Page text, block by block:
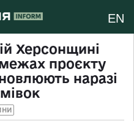
EN
Херсонщині
проєкту
наразі